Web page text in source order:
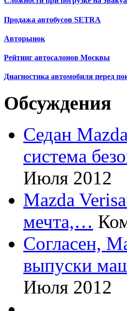
Продажа автобусов SETRA
Авторынок
Рейтинг автосалонов Москвы
Диагностика автомобиля перед
Обсуждения
Седан
система
Июля 2012
Mazda
мечта,…
Согласен,
выпуски
Июля 2012